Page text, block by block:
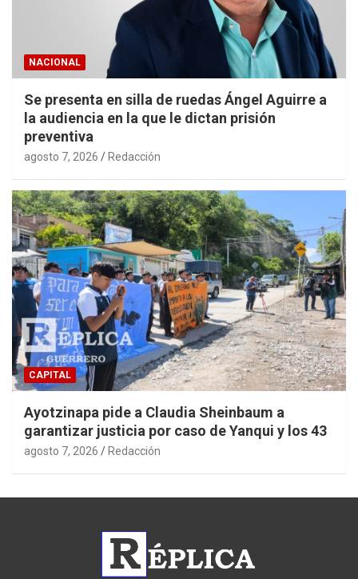
NACIONAL
Se presenta en silla de ruedas Ángel Aguirre a
la audiencia en la que le dictan prisión
preventiva
agosto 7, 2026 Redacción
CAPITAL
Ayotzinapa pide a Claudia Sheinbaum a
garantizar justicia por caso de Yanqui y los 43
agosto 7, 2026 Redacción